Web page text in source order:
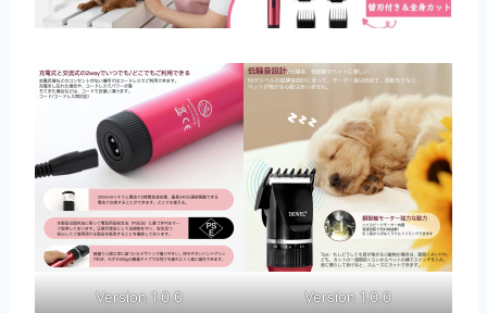
Version 1.0.0 Version 1.0.0